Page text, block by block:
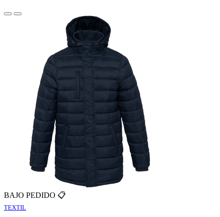
BAJO PEDIDO 📋
TEXTIL